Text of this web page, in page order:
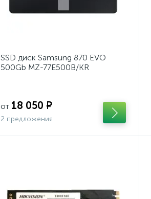
SSD диск Samsung 870 EVO
500Gb MZ-77E500B/KR
от 18 050 ₽
2 предложения